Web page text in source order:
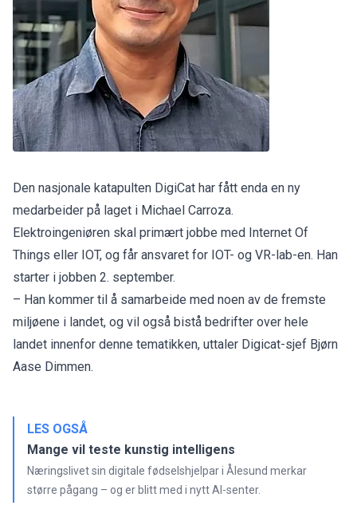
Den nasjonale katapulten DigiCat har fått enda en ny
medarbeider på laget i Michael Carroza.
Elektroingeniøren skal primært jobbe med Internet Of
Things eller IOT, og får ansvaret for IOT- og VR-lab-en. Han
starter i jobben 2. september.
– Han kommer til å samarbeide med noen av de fremste
miljøene i landet, og vil også bistå bedrifter over hele
landet innenfor denne tematikken, uttaler Digicat-sjef Bjørn
Aase Dimmen.
LES OGSÅ
Mange vil teste kunstig intelligens
Næringslivet sin digitale fødselshjelpar i Ålesund merkar
større pågang – og er blitt med i nytt AI-senter.